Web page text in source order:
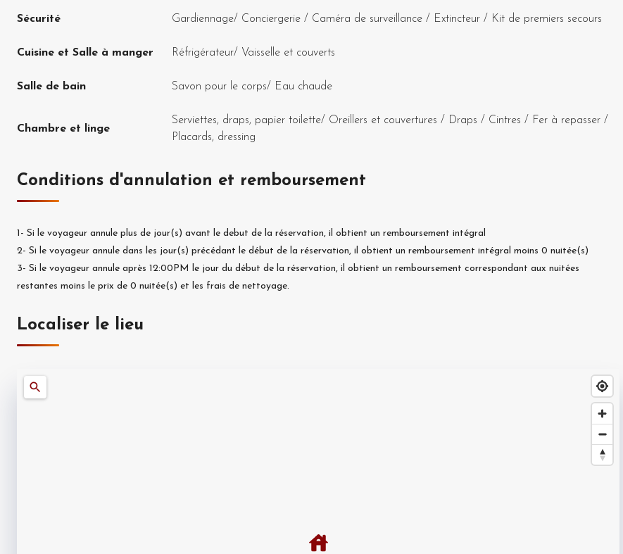
Sécurité Gardiennage/ Conciergerie / Caméra de surveillance / Extincteur / Kit de premiers secours
Cuisine et Salle à manger Réfrigérateur/ Vaisselle et couverts
Salle de bain Savon pour le corps/ Eau chaude
Chambre et linge
Serviettes, draps, papier toilette/ Oreillers et couvertures / Draps / Cintres / Fer à repasser /
Placards, dressing
Conditions d'annulation et remboursement
1- Si le voyageur annule plus de jour(s) avant le debut de la réservation, il obtient un remboursement intégral
2- Si le voyageur annule dans les jour(s) précédant le début de la réservation, il obtient un remboursement intégral moins 0 nuitée(s)
3- Si le voyageur annule après 12:00PM le jour du début de la réservation, il obtient un remboursement correspondant aux nuitées
restantes moins le prix de 0 nuitée(s) et les frais de nettoyage.
Localiser le lieu